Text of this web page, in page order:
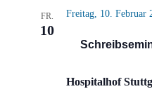
FR.
10
Freitag, 10. Februar
Hospitalhof